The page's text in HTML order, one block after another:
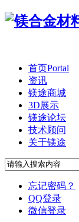
首页Portal
资讯
镁途商城
3D展示
镁途论坛
技术顾问
关于镁途
忘记密码？
QQ登录
微信登录